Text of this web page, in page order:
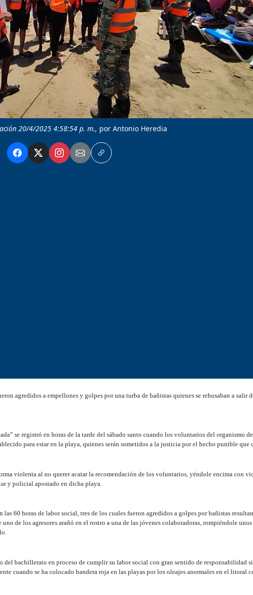
20/4/2025 4:58:54 p. m., por Antonio Heredia
agredidos a empellones y golpes por una turba de bañistas quienes se rehusaban a salir
se registró en horas de la tarde del sábado santo cuando los voluntarios del organismo
para estar en la playa, quienes serán sometidos a la justicia por el hecho punible que
violenta al no querer acatar la recomendación de los voluntarios, yéndole encima con
y policial apostado en dicha playa.
60 horas de labor social, tres de los cuales fueron agredidos a golpes por bañistas
de los agresores arañó en el rostro a una de las jóvenes colaboradoras, rompiéndole
bachillerato en proceso de cumplir su labor social con gran sentido de responsabilidad
cuando se ha colocado bandera roja en las playas por los oleajes anormales en el litoral